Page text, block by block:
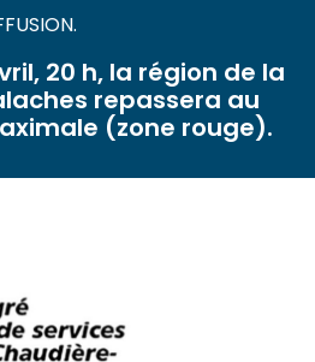
20 h, la région de la
repassera au
(zone rouge).